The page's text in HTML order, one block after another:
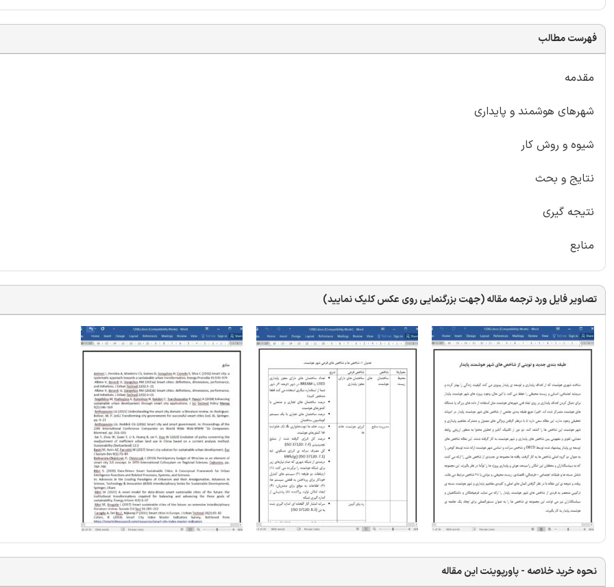
فهرست مطالب
مقدمه
شهرهای هوشمند و پایداری
شیوه و روش کار
نتایج و بحث
نتیجه گیری
منابع
تصاویر فایل ورد ترجمه مقاله (جهت بزرگنمایی روی عکس کلیک نمایید)
نحوه خرید خلاصه - پاورپوینت این مقاله